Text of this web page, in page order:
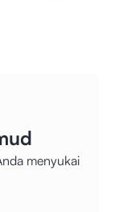
menyukai